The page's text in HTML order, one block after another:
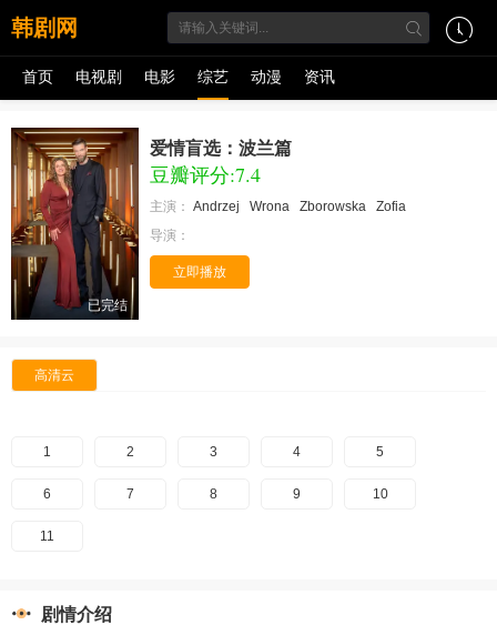
韩剧网
首页 电视剧 电影 综艺 动漫 资讯
已完结
爱情盲选：波兰篇
豆瓣评分:7.4
主演： Andrzej Wrona Zborowska
Zofia
导演：
立即播放
高清云
1 2 3 4 5
6 7 8 9 10
11
剧情介绍